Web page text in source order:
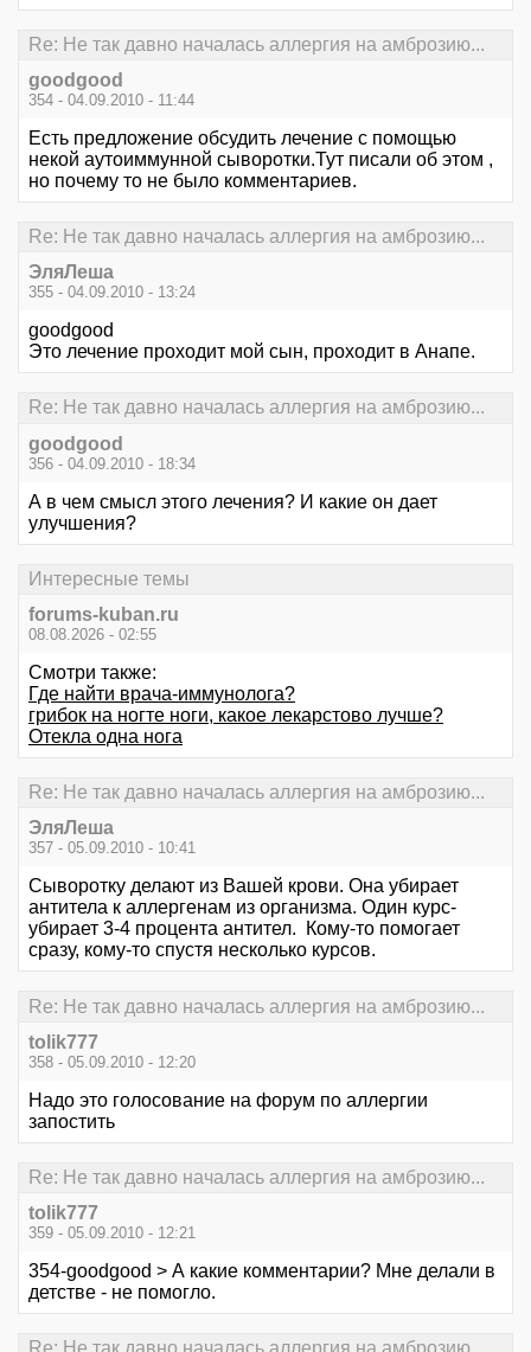
Re: Не так давно началась аллергия на амброзию...
goodgood
354 - 04.09.2010 - 11:44
Есть предложение обсудить лечение с помощью
некой аутоиммунной сыворотки.Тут писали об этом ,
но почему то не было комментариев.
Re: Не так давно началась аллергия на амброзию...
ЭляЛеша
355 - 04.09.2010 - 13:24
goodgood
Это лечение проходит мой сын, проходит в Анапе.
Re: Не так давно началась аллергия на амброзию...
goodgood
356 - 04.09.2010 - 18:34
А в чем смысл этого лечения? И какие он дает
улучшения?
Интересные темы
forums-kuban.ru
08.08.2026 - 02:55
Смотри также:
Где найти врача-иммунолога?
грибок на ногте ноги, какое лекарстово лучше?
Отекла одна нога
Re: Не так давно началась аллергия на амброзию...
ЭляЛеша
357 - 05.09.2010 - 10:41
Сыворотку делают из Вашей крови. Она убирает
антитела к аллергенам из организма. Один курс-
убирает 3-4 процента антител. Кому-то помогает
сразу, кому-то спустя несколько курсов.
Re: Не так давно началась аллергия на амброзию...
tolik777
358 - 05.09.2010 - 12:20
Надо это голосование на форум по аллергии
запостить
Re: Не так давно началась аллергия на амброзию...
tolik777
359 - 05.09.2010 - 12:21
354-goodgood > А какие комментарии? Мне делали в
детстве - не помогло.